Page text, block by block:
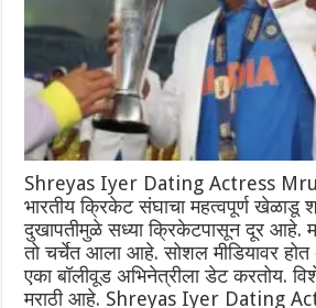
Shreyas Iyer Dating Actress
भारतीय क्रिकेट संघाचा महत्वपूर्ण खेळाडू
दुखापतीमुळे सध्या क्रिकेटपासून दूर आहे.
तो चर्चेत आला आहे. सोशल मीडियावर
एका बॉलीवूड अभिनेत्रीला डेट करतोय.
मराठी आहे. Shreyas Iyer Dating